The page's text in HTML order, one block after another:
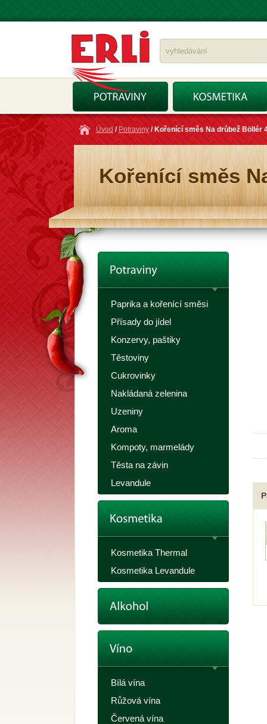
Úvod / Potraviny / Kořenící směs Na drůbež Böllér
Kořenící směs
Paprika a kořenící směsi
Přísady do jídel
Konzervy, paštiky
Těstoviny
Cukrovinky
Nakládaná zelenina
Uzeniny
Aroma
Kompoty, marmelády
Těsta na závin
Levandule
Kosmetika Thermal
Kosmetika Levandule
Bílá vína
Růžová vína
Červená vína